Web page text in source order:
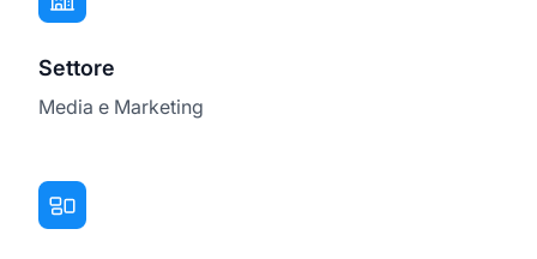
Settore
Media e Marketing